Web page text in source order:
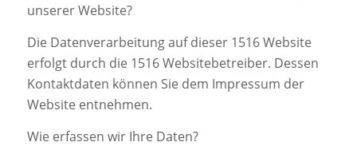
unserer Website?
Die Datenverarbeitung auf dieser 1516 Website
erfolgt durch die 1516 Websitebetreiber. Dessen
Kontaktdaten können Sie dem Impressum der
Website entnehmen.
Wie erfassen wir Ihre Daten?